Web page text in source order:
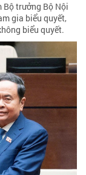
Bộ trưởng Bộ Nội
gia biểu quyết,
biểu quyết.